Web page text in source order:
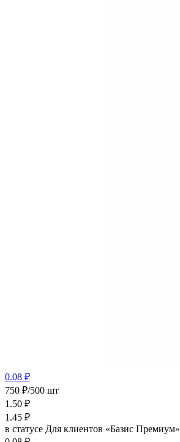
0.08 ₽
750 ₽/500 шт
1.50 ₽
1.45 ₽
в статусе Для клиентов «Базис Премиум»